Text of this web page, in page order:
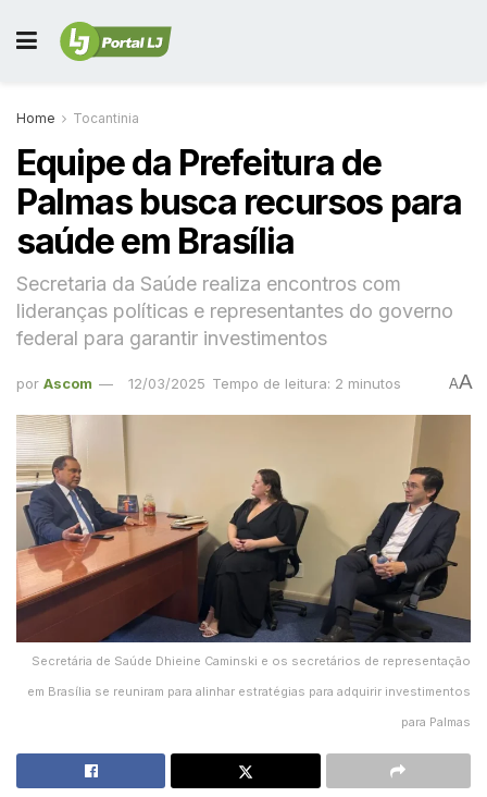
Home Tocantinia
Equipe da Prefeitura de
Palmas busca recursos para
saúde em Brasília
Secretaria da Saúde realiza encontros com
lideranças políticas e representantes do governo
federal para garantir investimentos
por Ascom 12/03/2025 Tempo de leitura: 2 minutos AA
Secretária de Saúde Dhieine Caminski e os secretários de representação
em Brasília se reuniram para alinhar estratégias para adquirir investimentos
para Palmas